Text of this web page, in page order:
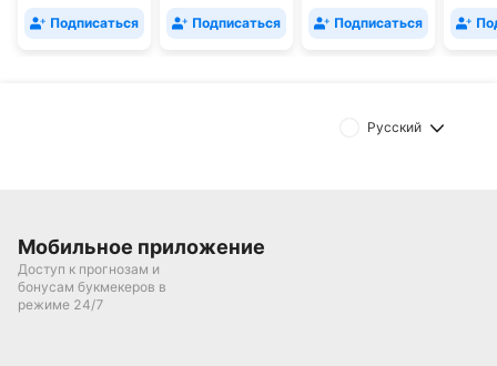
Подписаться Подписаться Подписаться
Русский
Мобильное приложение
Доступ к прогнозам и
бонусам букмекеров в
режиме 24/7